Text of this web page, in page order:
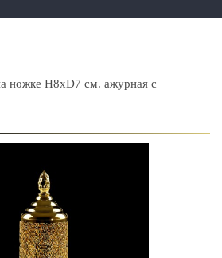
+
ножке H8xD7 см. ажурная с